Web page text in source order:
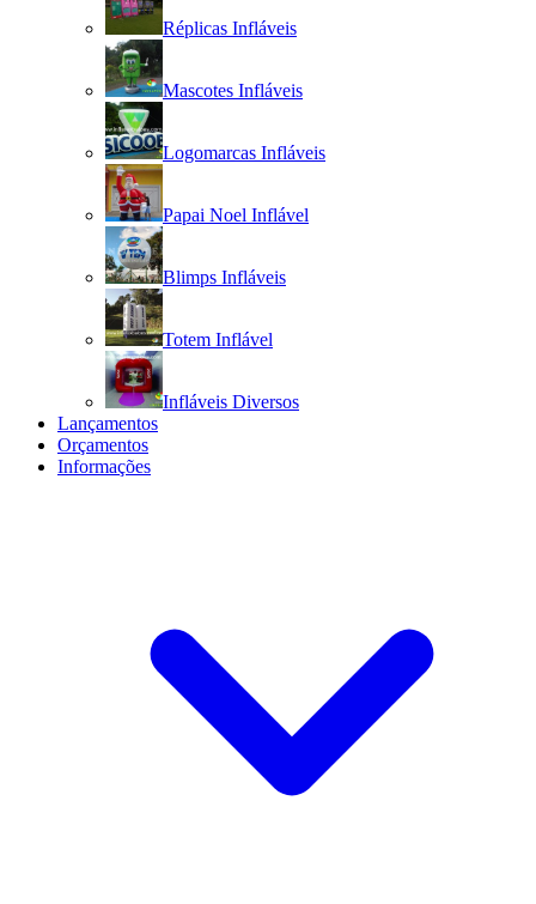
Réplicas Infláveis
Mascotes Infláveis
Logomarcas Infláveis
Papai Noel Inflável
Blimps Infláveis
Totem Inflável
Infláveis Diversos
Lançamentos
Orçamentos
Informações